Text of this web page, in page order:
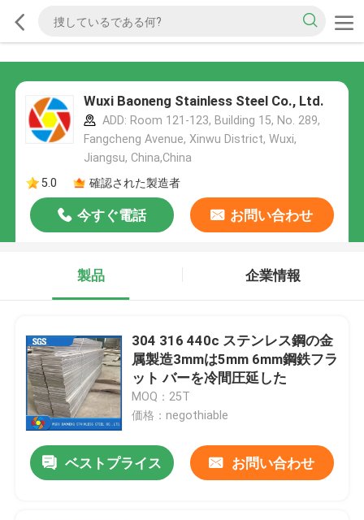
Wuxi Baoneng Stainless Steel Co., Ltd.
ADD: Room 121-123, Building 15, No. 289,
Fangcheng Avenue, Xinwu District, Wuxi,
Jiangsu, China,China
5.0
確認された製造者
今すぐ電話 お問い合わせ
製品 企業情報
304 316 440c ステンレス鋼の金
属製造3mmは5mm 6mm鋼鉄フラ
ット バーを冷間圧延した
MOQ：25T
価格：negothiable
ベストプライス お問い合わせ